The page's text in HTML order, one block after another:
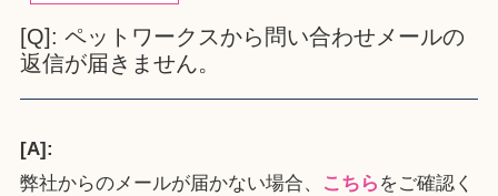
[Q]: ペットワークスから問い合わせメールの
返信が届きません。
[A]:
弊社からのメールが届かない場合、
こちら をご確認く